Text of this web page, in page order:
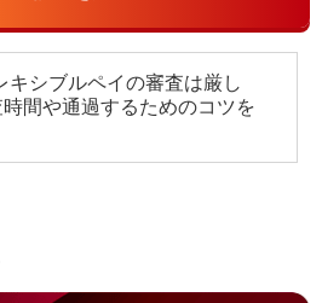
キシブルペイの審査は厳し
間や通過するためのコツを